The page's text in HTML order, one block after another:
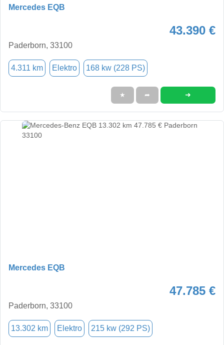
Mercedes EQB
43.390 €
Paderborn, 33100
4.311 km Elektro 168 kw (228 PS)
★ ➦ ➜
Mercedes EQB
47.785 €
Paderborn, 33100
13.302 km Elektro 215 kw (292 PS)